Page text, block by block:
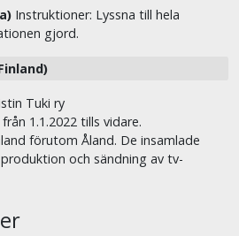
Instruktioner: Lyssna till hela
gjord.
Tuki ry
1.1.2022 tills vidare.
förutom Åland. De insamlade
och sändning av tv-